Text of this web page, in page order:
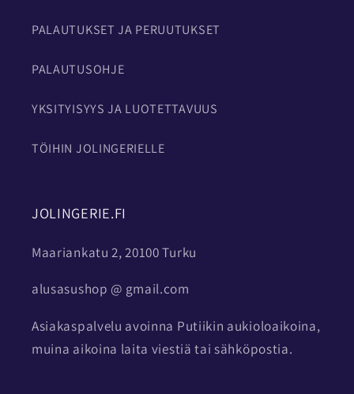
PALAUTUKSET JA PERUUTUKSET
PALAUTUSOHJE
YKSITYISYYS JA LUOTETTAVUUS
TÖIHIN JOLINGERIELLE
JOLINGERIE.FI
Maariankatu 2, 20100 Turku
alusasushop @ gmail.com
Asiakaspalvelu avoinna Putiikin aukioloaikoina,
muina aikoina laita viestiä tai sähköpostia.